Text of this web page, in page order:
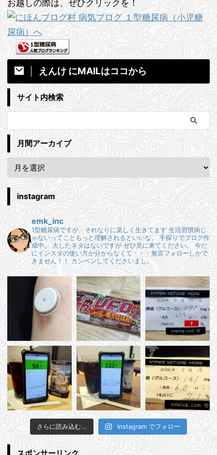
お越しの際は、ぜひクリックを！
えんけ にMAILはココから
サイト内検索
月間アーカイブ
instagram
emk_inc
1型糖尿病ですが、それなりに楽しく生きてます 生活習慣病じ
ゃないってこともっと理解されるといいな。
手探りでブログ作
成中。
大したネタはないですが ぜひ見に来てください。
今だ
にインスタの使い方が分からなくて・・・無言フォローしかで
きません！！
カンベンしてくださいまし。
さらに読み込む... Instagram でフォロー
スポンサーリンク